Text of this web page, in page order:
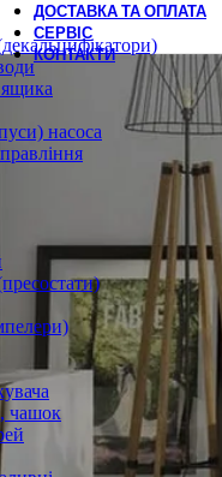
насоса
чашок
ДОСТАВКА ТА ОПЛАТА
СЕРВІС
КОНТАКТИ